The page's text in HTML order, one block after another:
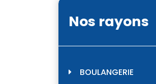
Nos rayons
BOULANGERIE